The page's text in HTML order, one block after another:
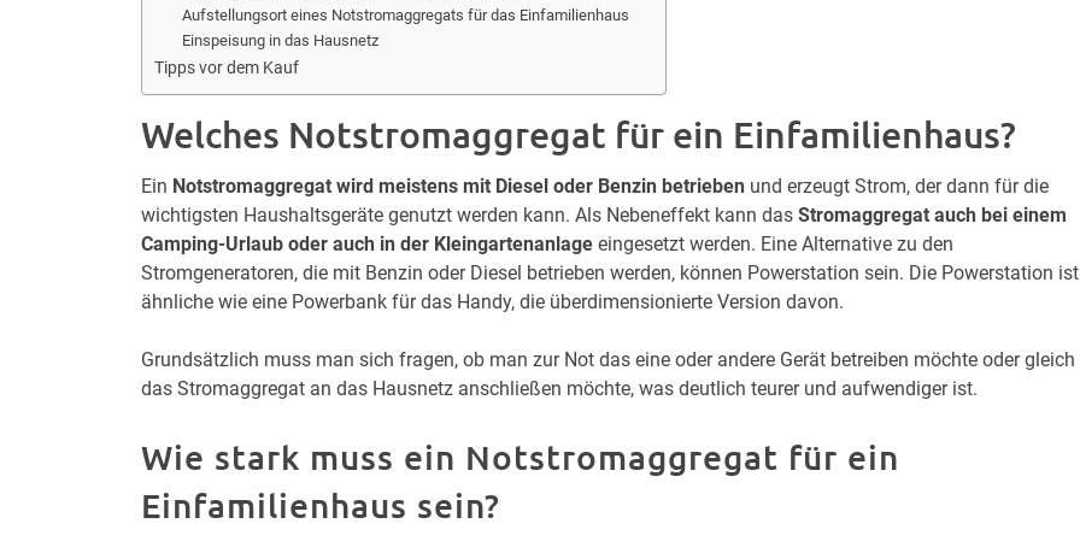
Aufstellungsort eines Notstromaggregats für das Einfamilienhaus
Einspeisung in das Hausnetz
Tipps vor dem Kauf
Welches Notstromaggregat für ein Einfamilienhaus?
Ein Notstromaggregat wird meistens mit Diesel oder Benzin betrieben und erzeugt Strom, der dann für die
wichtigsten Haushaltsgeräte genutzt werden kann. Als Nebeneffekt kann das Stromaggregat auch bei einem
Camping-Urlaub oder auch in der Kleingartenanlage eingesetzt werden. Eine Alternative zu den
Stromgeneratoren, die mit Benzin oder Diesel betrieben werden, können Powerstation sein. Die Powerstation ist
ähnliche wie eine Powerbank für das Handy, die überdimensionierte Version davon.
Grundsätzlich muss man sich fragen, ob man zur Not das eine oder andere Gerät betreiben möchte oder gleich
das Stromaggregat an das Hausnetz anschließen möchte, was deutlich teurer und aufwendiger ist.
Wie stark muss ein Notstromaggregat für ein
Einfamilienhaus sein?